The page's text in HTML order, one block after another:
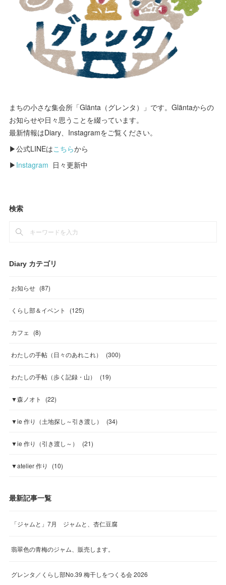
まちの小さな集会所「Glänta（グレンタ）」です。Gläntaからの
お知らせや日々思うことを綴っています。
最新情報はDiary、Instagramをご覧ください。
▶公式LINEはこちらから
▶ Instagram 日々更新中
検索
Diary カテゴリ
お知らせ (87)
くらし部＆イベント (125)
カフェ (8)
わたしの手帖（日々のあれこれ） (300)
わたしの手帖（歩く記録・山） (19)
▼森ノオト (22)
▼ie 作り（土地探し～引き渡し） (34)
▼ie 作り（引き渡し～） (21)
▼atelier 作り (10)
最新記事一覧
「ジャムと」7月 ジャムと、杏仁豆腐
翡翠色の青梅のジャム、販売します。
グレンタ／くらし部No.39 梅干しをつくる会 2026